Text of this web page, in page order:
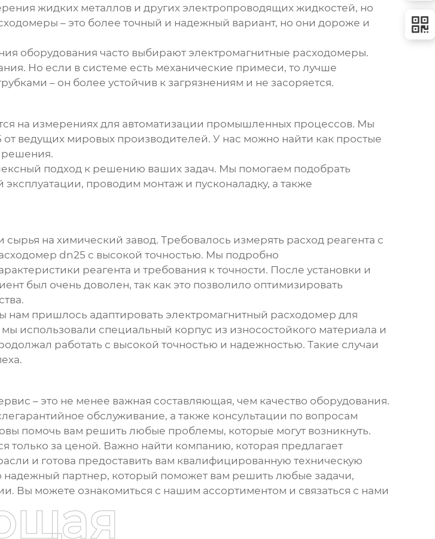
жидких металлов и других электропроводящих жидкостей, но
– это более точный и надежный вариант, но они дороже и
оборудования часто выбирают электромагнитные расходомеры.
Но если в системе есть механические примеси, то лучше
– он более устойчив к загрязнениям и не засоряется.
на измерениях для автоматизации промышленных процессов. Мы
от ведущих мировых производителей. У нас можно найти как простые
решения.
подход к решению ваших задач. Мы помогаем подобрать
проводим монтаж и пусконаладку, а также
на химический завод. Требовалось измерять расход реагента с
dn25 с высокой точностью. Мы подробно
реагента и требования к точности. После установки и
был очень доволен, так как это позволило оптимизировать
пришлось адаптировать электромагнитный расходомер для
использовали специальный корпус из износостойкого материала и
работать с высокой точностью и надежностью. Такие случаи
– это не менее важная составляющая, чем качество оборудования.
обслуживание, а также консультации по вопросам
помочь вам решить любые проблемы, которые могут возникнуть.
только за ценой. Важно найти компанию, которая предлагает
и готова предоставить вам квалифицированную техническую
партнер, который поможет вам решить любые задачи,
Вы можете ознакомиться с нашим ассортиментом и связаться с нами